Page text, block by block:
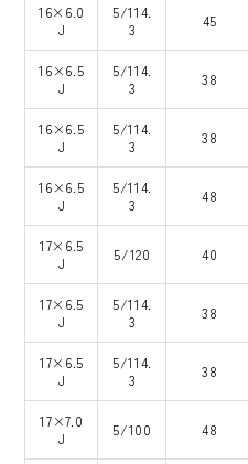
16×6.0
J
5/114.
3
45
16×6.5
J
5/114.
3
38
16×6.5
J
5/114.
3
38
16×6.5
J
5/114.
3
48
17×6.5
J
5/120 40
17×6.5
J
5/114.
3
38
17×6.5
J
5/114.
3
38
17×7.0
J
5/100 48